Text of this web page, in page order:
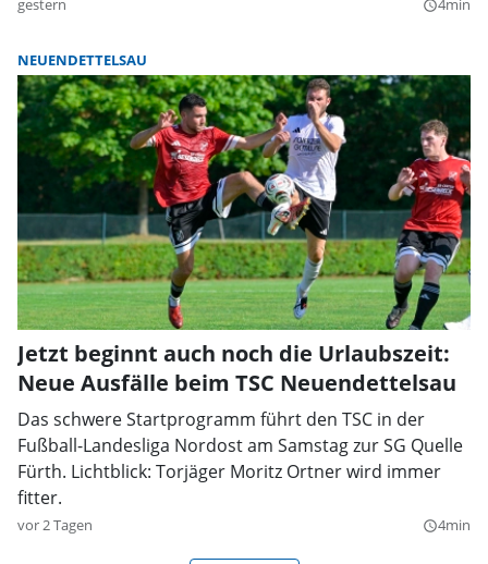
gestern query_builder4min
NEUENDETTELSAU
Jetzt beginnt auch noch die Urlaubszeit:
Neue Ausfälle beim TSC Neuendettelsau
Das schwere Startprogramm führt den TSC in der
Fußball-Landesliga Nordost am Samstag zur SG Quelle
Fürth. Lichtblick: Torjäger Moritz Ortner wird immer
fitter.
vor 2 Tagen query_builder4min